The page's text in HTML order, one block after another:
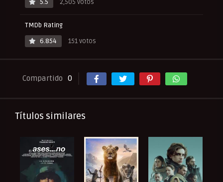
5.5 2,505 votos
TMDb Rating
6.854
151 votos
Compartido 0
Títulos similares